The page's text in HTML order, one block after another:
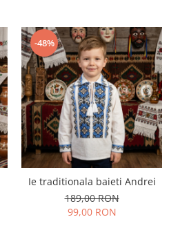
-48%
Ie traditionala baieti Andrei
189,00 RON
99,00 RON